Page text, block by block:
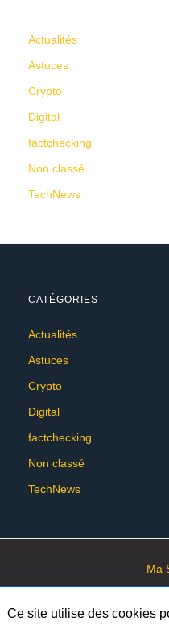
Actualités
Astuces
Crypto
Digital
factchecking
Non classé
TechNews
CATÉGORIES
Actualités
Astuces
Crypto
Digital
factchecking
Non classé
TechNews
Ma
All Rights Reserved
Ce site utilise des cookies